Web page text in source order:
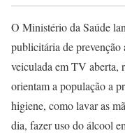
O Ministério da Saúde
publicitária de
veiculada em TV aberta,
orientam a população a
higiene, como lavar as
dia, fazer uso do álcool